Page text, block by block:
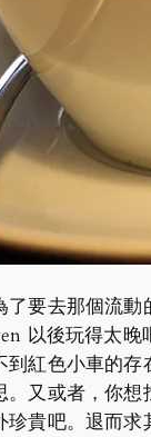
了要去那個流動
以後玩得太晚
到紅色小車的存
。又或者，你想
珍貴吧。退而求